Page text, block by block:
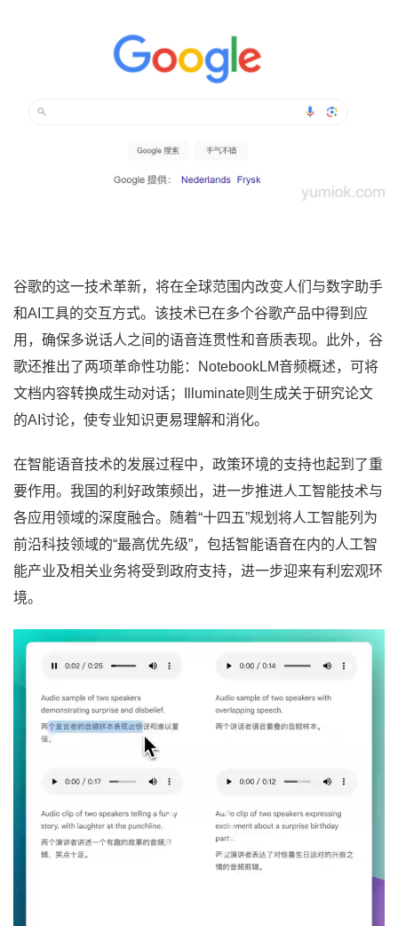
谷歌的这一技术革新，将在全球范围内改变人们与数字助手
和AI工具的交互方式。该技术已在多个谷歌产品中得到应
用，确保多说话人之间的语音连贯性和音质表现。此外，谷
歌还推出了两项革命性功能：NotebookLM音频概述，可将
文档内容转换成生动对话；Illuminate则生成关于研究论文
的AI讨论，使专业知识更易理解和消化。
在智能语音技术的发展过程中，政策环境的支持也起到了重
要作用。我国的利好政策频出，进一步推进人工智能技术与
各应用领域的深度融合。随着“十四五”规划将人工智能列为
前沿科技领域的“最高优先级”，包括智能语音在内的人工智
能产业及相关业务将受到政府支持，进一步迎来有利宏观环
境。